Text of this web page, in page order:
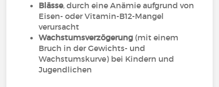
Blässe, durch eine Anämie aufgrund von
Eisen- oder Vitamin-B12-Mangel
verursacht
Wachstumsverzögerung (mit einem
Bruch in der Gewichts- und
Wachstumskurve) bei Kindern und
Jugendlichen